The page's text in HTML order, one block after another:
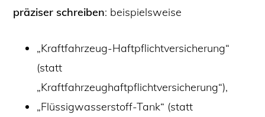
präziser schreiben: beispielsweise
„Kraftfahrzeug-Haftpflichtversicherung“
(statt
„Kraftfahrzeughaftpflichtversicherung“),
„Flüssigwasserstoff-Tank“ (statt